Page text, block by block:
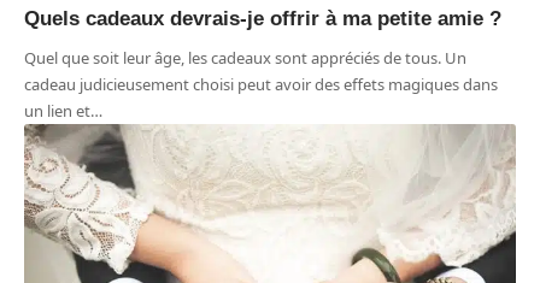
Quels cadeaux devrais-je offrir à ma petite amie ?
Quel que soit leur âge, les cadeaux sont appréciés de tous. Un
cadeau judicieusement choisi peut avoir des effets magiques dans
un lien et…